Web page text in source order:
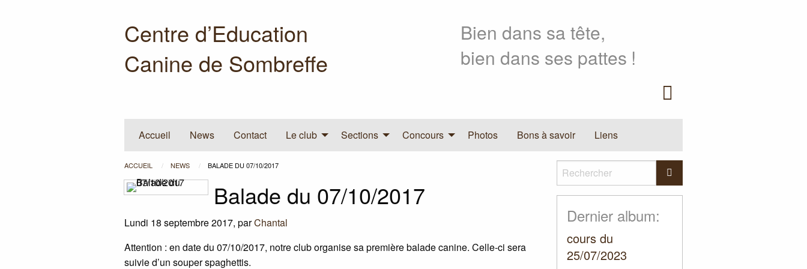
Centre d’Education
Canine de Sombreffe
Bien dans sa tête,
bien dans ses pattes !
Accueil News Contact Le club Sections Concours Photos Bons à savoir Liens
ACCUEIL NEWS BALADE DU 07/10/2017
Balade du 07/10/2017
Lundi 18 septembre 2017, parChantal
Attention : en date du 07/10/2017, notre club organise sa première balade canine. Celle-ci sera
suivie d’un souper spaghettis.
Rechercher
Dernier album:
cours du
25/07/2023